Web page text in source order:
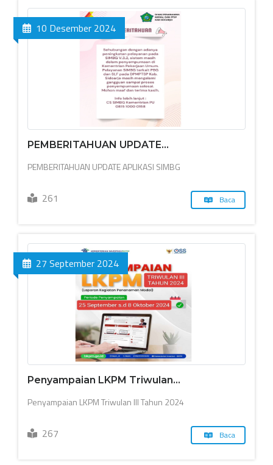
10 Desember 2024
PEMBERITAHUAN UPDATE...
PEMBERITAHUAN UPDATE APLIKASI SIMBG
261 Baca
27 September 2024
Penyampaian LKPM Triwulan...
Penyampaian LKPM Triwulan III Tahun 2024
267 Baca